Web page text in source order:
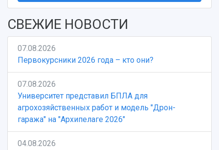
СВЕЖИЕ НОВОСТИ
07.08.2026
Первокурсники 2026 года – кто они?
07.08.2026
Университет представил БПЛА для
агрохозяйственных работ и модель "Дрон-
гаража" на "Архипелаге 2026"
04.08.2026